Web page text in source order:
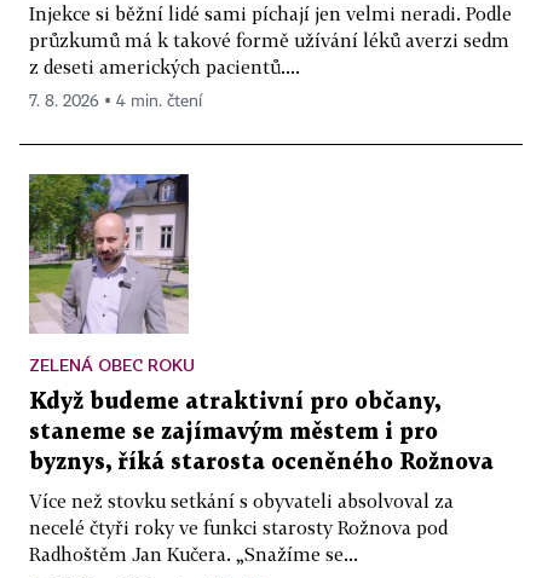
Injekce si běžní lidé sami píchají jen velmi neradi. Podle
průzkumů má k takové formě užívání léků averzi sedm
z deseti amerických pacientů....
7. 8. 2026 ▪ 4 min. čtení
ZELENÁ OBEC ROKU
Když budeme atraktivní pro občany,
staneme se zajímavým městem i pro
byznys, říká starosta oceněného Rožnova
Více než stovku setkání s obyvateli absolvoval za
necelé čtyři roky ve funkci starosty Rožnova pod
Radhoštěm Jan Kučera. „Snažíme se...